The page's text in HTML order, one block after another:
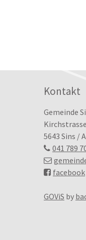
Footer
Kontakt
Gemeinde
5643 Sins /
041 789
facebook
GOViS by